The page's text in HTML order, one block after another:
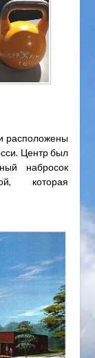
расположены
Центр был
набросок
которая